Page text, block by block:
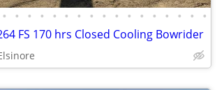
• • • • • • • • • • • • • • • • •
FS 170 hrs Closed Cooling Bowrider